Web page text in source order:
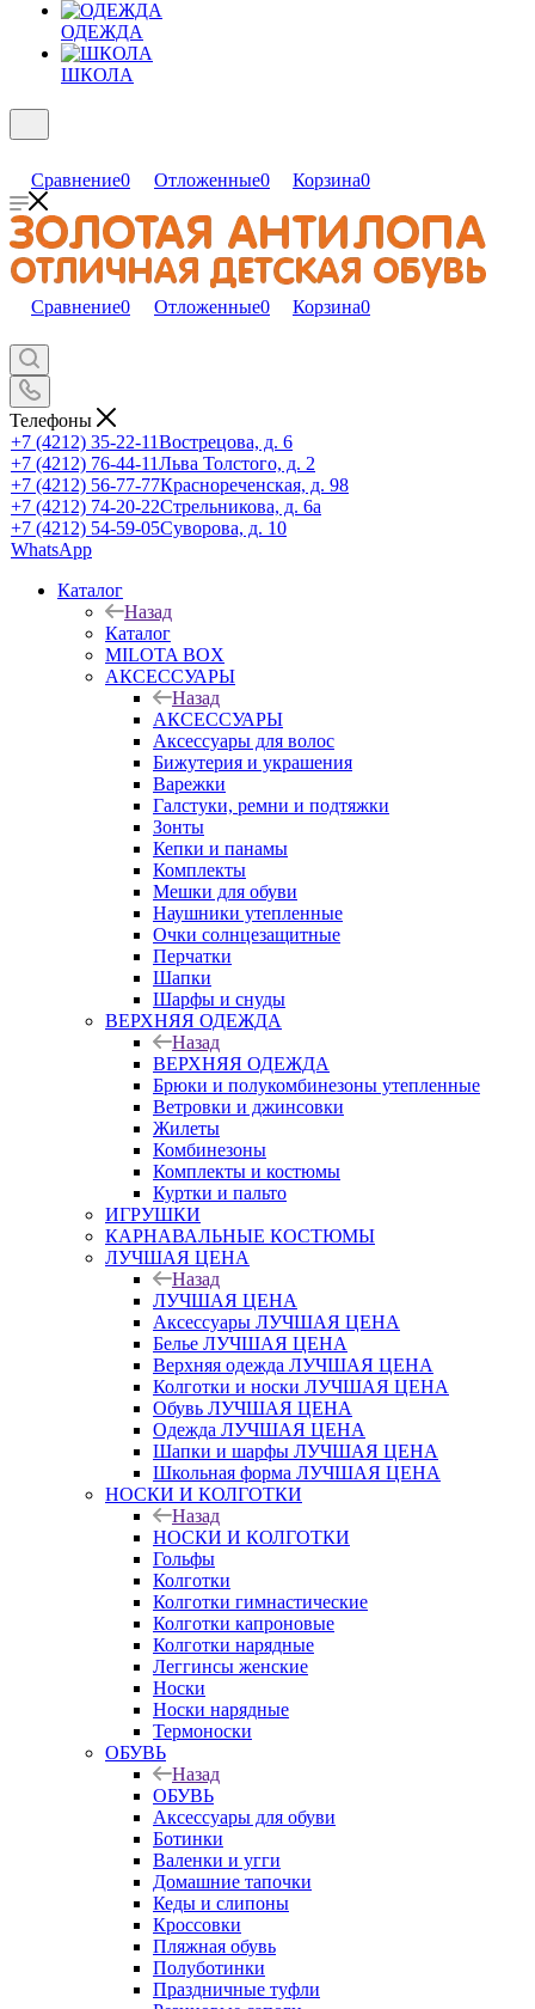
ОДЕЖДА
ШКОЛА
Сравнение0 Отложенные0 Корзина0
Сравнение0 Отложенные0 Корзина0
Телефоны
+7 (4212) 35-22-11Вострецова, д. 6
+7 (4212) 76-44-11Льва Толстого, д. 2
+7 (4212) 56-77-77Краснореченская, д. 98
+7 (4212) 74-20-22Стрельникова, д. 6а
+7 (4212) 54-59-05Суворова, д. 10
WhatsApp
Каталог
Назад
Каталог
MILOTA BOX
АКСЕССУАРЫ
Назад
АКСЕССУАРЫ
Аксессуары для волос
Бижутерия и украшения
Варежки
Галстуки, ремни и подтяжки
Зонты
Кепки и панамы
Комплекты
Мешки для обуви
Наушники утепленные
Очки солнцезащитные
Перчатки
Шапки
Шарфы и снуды
ВЕРХНЯЯ ОДЕЖДА
Назад
ВЕРХНЯЯ ОДЕЖДА
Брюки и полукомбинезоны утепленные
Ветровки и джинсовки
Жилеты
Комбинезоны
Комплекты и костюмы
Куртки и пальто
ИГРУШКИ
КАРНАВАЛЬНЫЕ КОСТЮМЫ
ЛУЧШАЯ ЦЕНА
Назад
ЛУЧШАЯ ЦЕНА
Аксессуары ЛУЧШАЯ ЦЕНА
Белье ЛУЧШАЯ ЦЕНА
Верхняя одежда ЛУЧШАЯ ЦЕНА
Колготки и носки ЛУЧШАЯ ЦЕНА
Обувь ЛУЧШАЯ ЦЕНА
Одежда ЛУЧШАЯ ЦЕНА
Шапки и шарфы ЛУЧШАЯ ЦЕНА
Школьная форма ЛУЧШАЯ ЦЕНА
НОСКИ И КОЛГОТКИ
Назад
НОСКИ И КОЛГОТКИ
Гольфы
Колготки
Колготки гимнастические
Колготки капроновые
Колготки нарядные
Леггинсы женские
Носки
Носки нарядные
Термоноски
ОБУВЬ
Назад
ОБУВЬ
Аксессуары для обуви
Ботинки
Валенки и угги
Домашние тапочки
Кеды и слипоны
Кроссовки
Пляжная обувь
Полуботинки
Праздничные туфли